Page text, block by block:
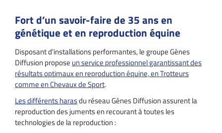
Fort d’un savoir-faire de 35 ans en
génétique et en reproduction équine
Disposant d'installations performantes, le groupe Gènes
Diffusion propose un service professionnel garantissant des
résultats optimaux en reproduction équine, en Trotteurs
comme en Chevaux de Sport.
Les différents harasdu réseau Gènes Diffusion assurent la
reproduction des juments en recourant à toutes les
technologies de la reproduction :